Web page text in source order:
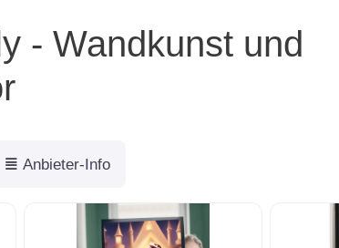
- Wandkunst und
Anbieter-Info